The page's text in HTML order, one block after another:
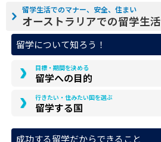
留学生活でのマナー、安全、住まい
オーストラリアでの留学生活
留学について知ろう！
目標・期間を決める
留学への目的
行きたい・住みたい国を選ぶ
留学する国
成功する留学だからできること